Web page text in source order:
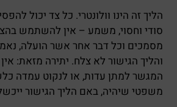
הליך זה הינו וולונטרי. כל צד יכול
סודי וחסוי, משמע – אין להשתמש
מסמכים וכל דבר אחר אשר הועלה,
והליך הגישור לא צלח. יתירה מזאת:
המגשר למתן עדות, או לנקוט עמדה
משפטי שיהיה, באם הליך הגישור